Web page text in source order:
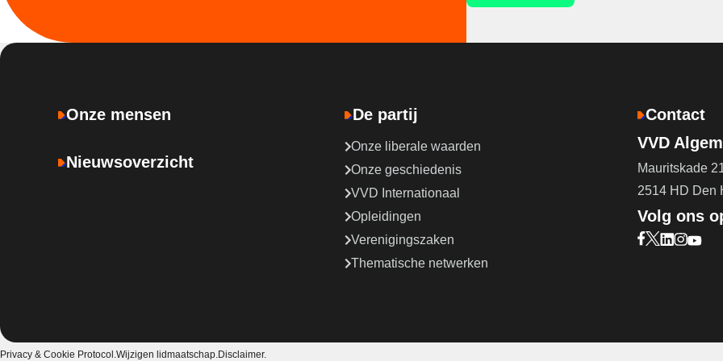
Onze mensen
Nieuwsoverzicht
De partij
Onze liberale waarden
Onze geschiedenis
VVD Internationaal
Opleidingen
Verenigingszaken
Thematische netwerken
Contact
VVD
Mauritskade
2514 HD Den
Volg ons
Bezoek onze
Bezoek
Bezoek
Bezoek
Privacy & Cookie Protocol.Wijzigen lidmaatschap.Disclaimer.